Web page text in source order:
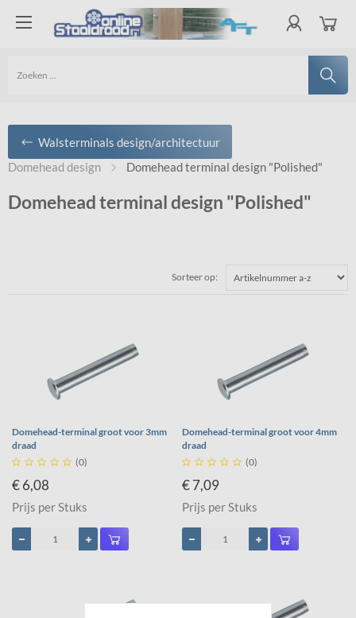
Walsterminals design/architectuur
Domehead design
Domehead terminal design "Polished"
Domehead terminal design "Polished"
Sorteer op:
Domehead-terminal groot voor 3mm
draad
     (0)
€ 6,08
Prijs per Stuks
Domehead-terminal groot voor 4mm
draad
     (0)
€ 7,09
Prijs per Stuks